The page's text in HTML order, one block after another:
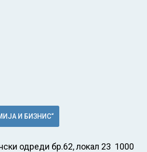
И БИЗНИС“
одреди бр.62, локал 23 1000